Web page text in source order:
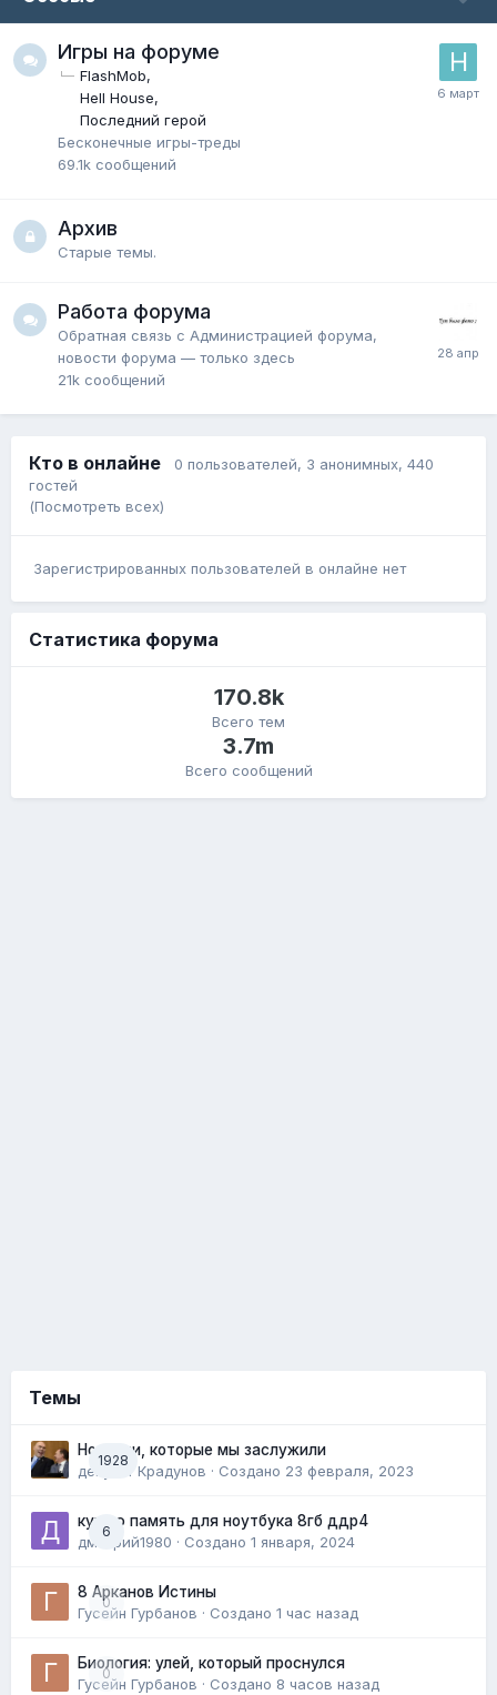
Игры на форуме
FlashMob
Hell House
Последний герой
Бесконечные игры-треды
69.1k сообщений
Архив
Старые темы.
Работа форума
Обратная связь с Администрацией форума,
новости форума — только здесь
21k сообщений
Кто в онлайне 0 пользователей, 3 анонимных, 440
гостей
(Посмотреть всех)
Зарегистрированных пользователей в онлайне нет
Статистика форума
170.8k
Всего тем
3.7m
Всего сообщений
Темы
1928
Новости, которые мы заслужили
депутат Крадунов · Создано 23 февраля, 2023
6
куплю память для ноутбука 8гб ддр4
дмитрий1980 · Создано 1 января, 2024
0
8 Арканов Истины
Гусейн Гурбанов · Создано 1 час назад
0
Биология: улей, который проснулся
Гусейн Гурбанов · Создано 8 часов назад